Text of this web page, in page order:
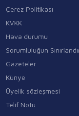
Çerez Politikası
KVKK
Hava durumu
Sorumluluğun
Gazeteler
Künye
Üyelik sözleşmesi
Telif Notu